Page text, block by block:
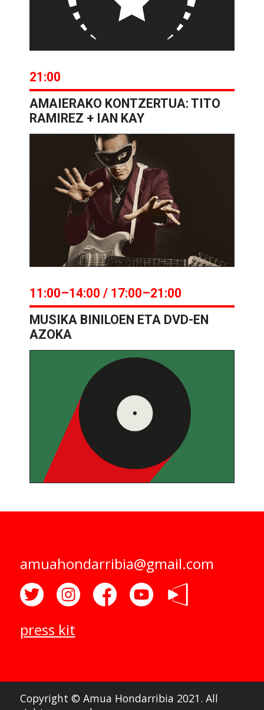
21:00
AMAIERAKO KONTZERTUA: TITO
RAMIREZ + IAN KAY
11:00–14:00 / 17:00–21:00
MUSIKA BINILOEN ETA DVD-EN
AZOKA
amuahondarribia@gmail.com
press kit
Copyright © Amua Hondarribia 2021. All